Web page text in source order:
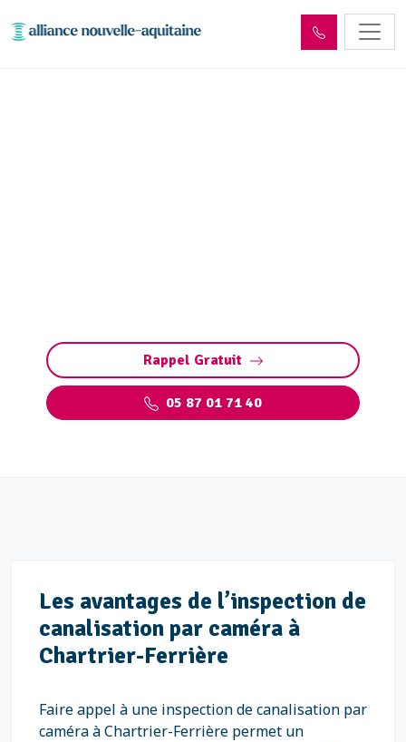
Rappel Gratuit
05 87 01 71 40
Les avantages de l’inspection de
canalisation par caméra à
Chartrier-Ferrière
Faire appel à une inspection de canalisation par
caméra à Chartrier-Ferrière permet un